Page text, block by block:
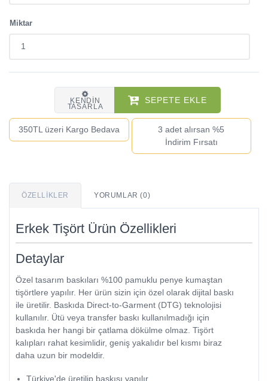
Miktar
KENDIN
TASARLA
SEPETE EKLE
350TL üzeri Kargo Bedava
3 adet alırsan %5
İndirim Fırsatı
ÖZELLIKLER YORUMLAR (0)
Erkek Tişört Ürün Özellikleri
Detaylar
Özel tasarım baskıları %100 pamuklu penye kumaştan
tişörtlere yapılır. Her ürün sizin için özel olarak dijital baskı
ile üretilir. Baskıda Direct-to-Garment (DTG) teknolojisi
kullanılır. Ütü veya transfer baskı kullanılmadığı için
baskıda her hangi bir çatlama dökülme olmaz. Tişört
kalıpları rahat kesimlidir, geniş yakalıdır bel kısmı biraz
daha uzun bir modeldir.
Türkiye'de üretilip baskısı yapılır.